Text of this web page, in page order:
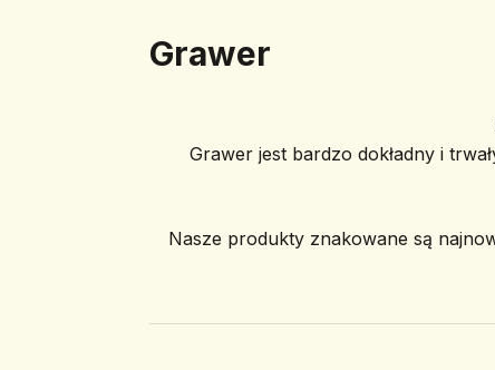
Grawer
Grawer jest bardzo dokładny i
Nasze produkty znakowane są